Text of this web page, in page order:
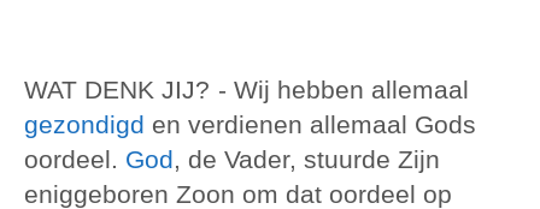
WAT DENK JIJ? - Wij hebben allemaal
gezondigd en verdienen allemaal Gods
oordeel. God, de Vader, stuurde Zijn
eniggeboren Zoon om dat oordeel op